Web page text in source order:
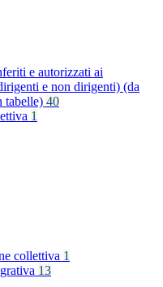
e autorizzati ai
e non dirigenti) (da
tabelle) 40
1
collettiva 1
13